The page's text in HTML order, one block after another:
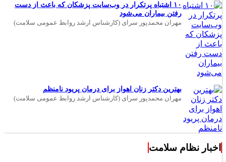
۱۰ اشتباه پرتکرار در وب‌سایت پزشکان که باعث از دست
رفتن بیماران می‌شود
مهران محمدپور سرای (کارشناس ارشد روابط عمومی سلامت)
بهترین دکتر زنان اهواز برای درمان پریود نامنظم
مهران محمدپور سرای (کارشناس ارشد روابط عمومی سلامت)
اخبار نظام سلامت